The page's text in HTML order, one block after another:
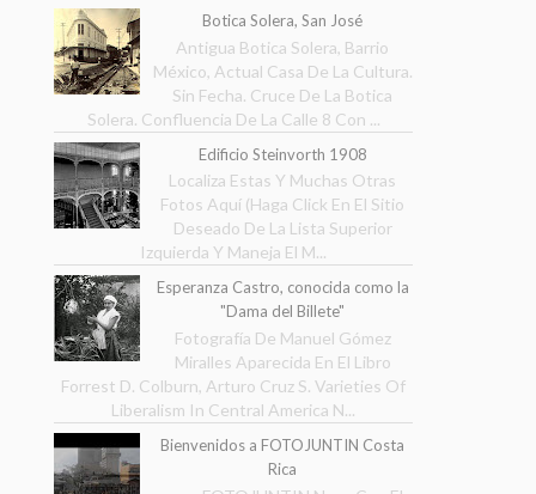
Botica Solera, San José
Antigua Botica Solera, Barrio
México, Actual Casa De La Cultura.
Sin Fecha. Cruce De La Botica
Solera. Confluencia De La Calle 8 Con ...
Edificio Steinvorth 1908
Localiza Estas Y Muchas Otras
Fotos Aquí (Haga Click En El Sitio
Deseado De La Lista Superior
Izquierda Y Maneja El M...
Esperanza Castro, conocida como la
"Dama del Billete"
Fotografía De Manuel Gómez
Miralles Aparecida En El Libro
Forrest D. Colburn, Arturo Cruz S. Varieties Of
Liberalism In Central America N...
Bienvenidos a FOTOJUNTIN Costa
Rica